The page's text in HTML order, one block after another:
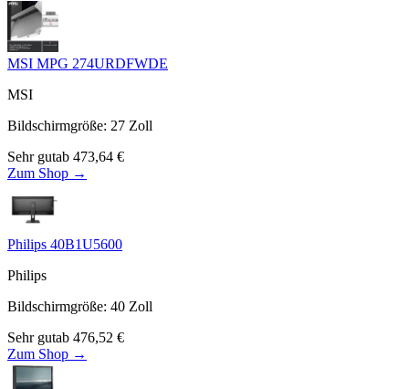
MSI MPG 274URDFWDE
MSI
Bildschirmgröße: 27 Zoll
Sehr gutab 473,64 €
Zum Shop →
Philips 40B1U5600
Philips
Bildschirmgröße: 40 Zoll
Sehr gutab 476,52 €
Zum Shop →